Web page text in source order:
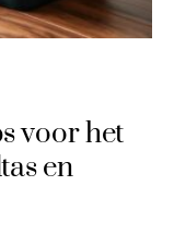
voor het
en